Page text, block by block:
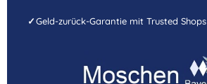
Zum Hauptinhalt springen
✓Geld-zurück-Garantie mit Trusted Shops